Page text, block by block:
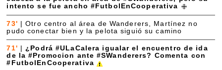
intento se fue ancho #FutbolEnCooperativa
73' |Otro centro al área de Wanderers, Martínez no
pudo conectar bien y la pelota siguió su camino
71' |¿Podrá #ULaCalera igualar el encuentro de ida
de la #Promocion ante #SWanderers? Comenta con
#FutbolEnCooperativa